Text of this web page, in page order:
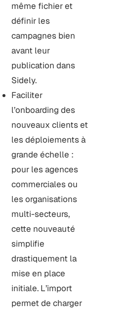
même fichier et
définir les
campagnes bien
avant leur
publication dans
Sidely.
Faciliter
l’onboarding des
nouveaux clients et
les déploiements à
grande échelle :
pour les agences
commerciales ou
les organisations
multi-secteurs,
cette nouveauté
simplifie
drastiquement la
mise en place
initiale. L’import
permet de charger